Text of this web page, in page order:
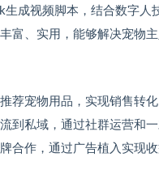
生成视频脚本，结合数字人
富、实用，能够解决宠物主
荐宠物用品，实现销售转化
到私域，通过社群运营和一
合作，通过广告植入实现收